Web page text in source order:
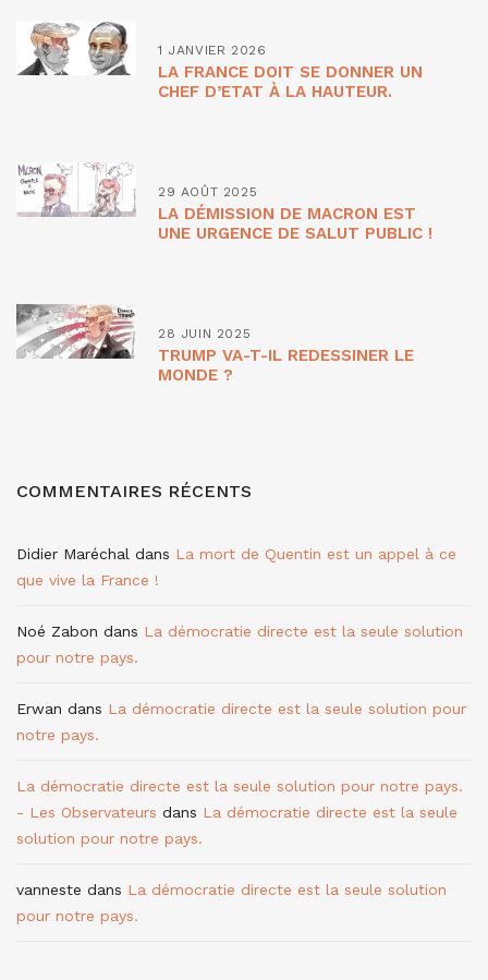
1 JANVIER 2026
LA FRANCE DOIT SE DONNER UN
CHEF D’ETAT À LA HAUTEUR.
29 AOÛT 2025
LA DÉMISSION DE MACRON EST
UNE URGENCE DE SALUT PUBLIC !
28 JUIN 2025
TRUMP VA-T-IL REDESSINER LE
MONDE ?
COMMENTAIRES RÉCENTS
Didier Maréchal dans La mort de Quentin est un appel à ce
que vive la France !
Noé Zabon dans La démocratie directe est la seule solution
pour notre pays.
Erwan dans La démocratie directe est la seule solution pour
notre pays.
La démocratie directe est la seule solution pour notre pays.
- Les Observateurs dans La démocratie directe est la seule
solution pour notre pays.
vanneste dans La démocratie directe est la seule solution
pour notre pays.